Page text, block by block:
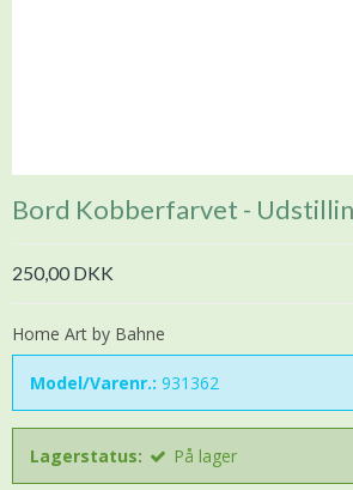
Bord Kobberfarvet -
250,00 DKK
Home Art by Bahne
Model/Varenr.: 931362
Lagerstatus: På lager